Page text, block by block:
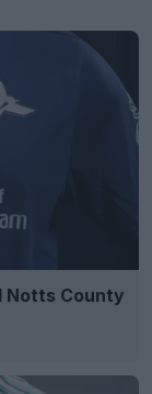
Notts County